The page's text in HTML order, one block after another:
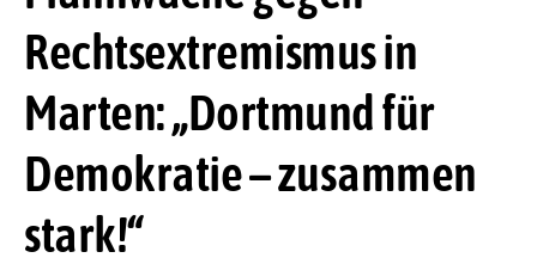
Rechtsextremismus in
Marten: „Dortmund für
Demokratie – zusammen
stark!“